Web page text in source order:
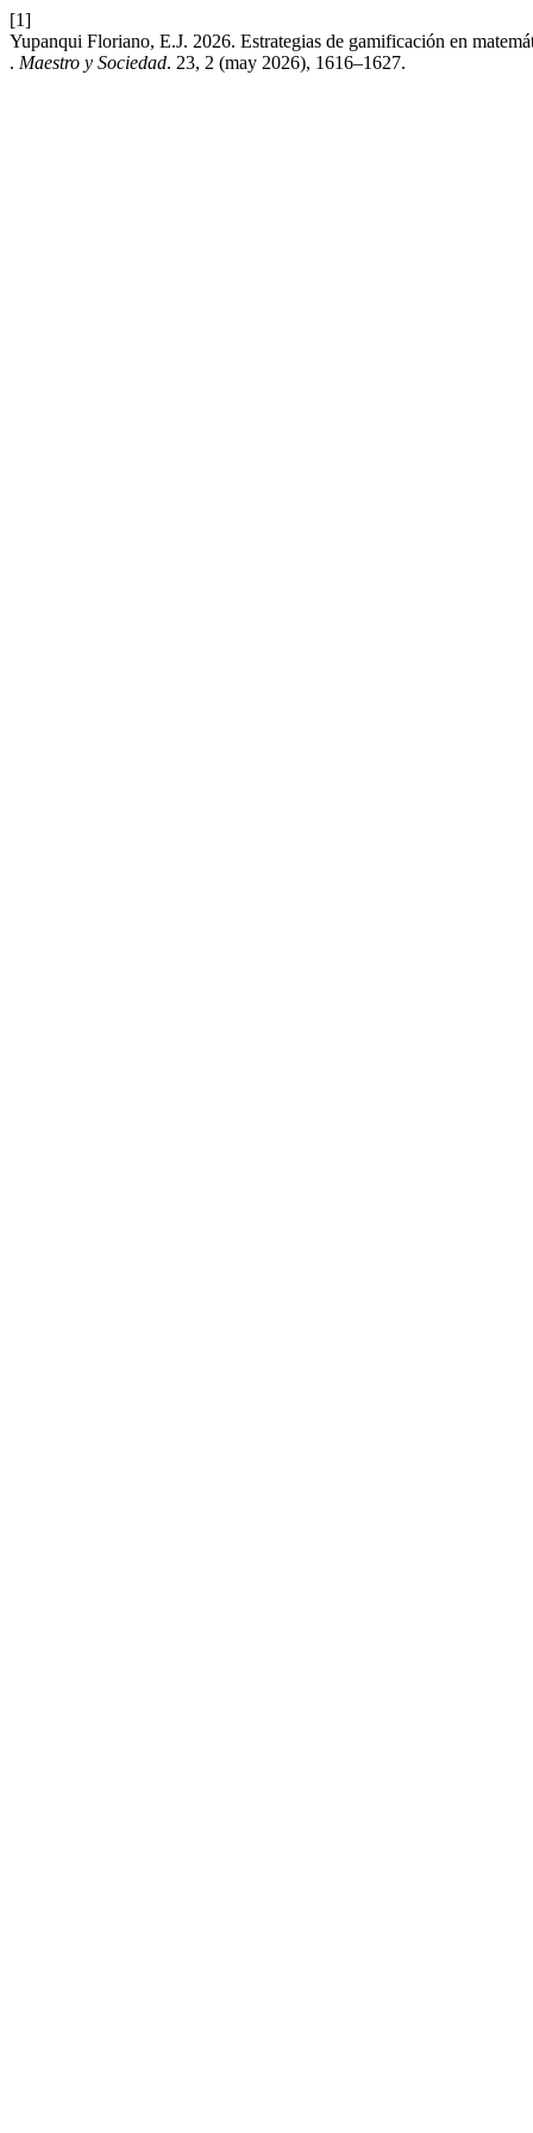
[1]
Yupanqui Floriano, E.J. 2026. Estrategias de gamificación en
. Maestro y Sociedad. 23, 2 (may 2026), 1616–1627.